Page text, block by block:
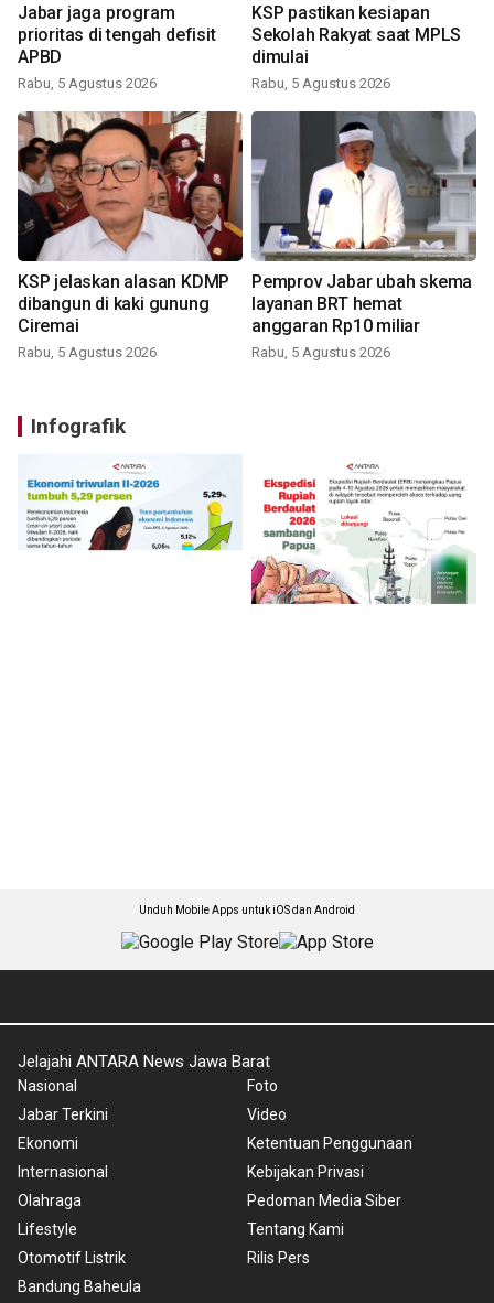
Jabar jaga program
prioritas di tengah defisit
APBD
Rabu, 5 Agustus 2026
KSP pastikan kesiapan
Sekolah Rakyat saat MPLS
dimulai
Rabu, 5 Agustus 2026
KSP jelaskan alasan KDMP
dibangun di kaki gunung
Ciremai
Rabu, 5 Agustus 2026
Pemprov Jabar ubah skema
layanan BRT hemat
anggaran Rp10 miliar
Rabu, 5 Agustus 2026
Infografik
Unduh Mobile Apps untuk iOS dan Android
Jelajahi ANTARA News Jawa Barat
Nasional
Jabar Terkini
Ekonomi
Internasional
Olahraga
Lifestyle
Otomotif Listrik
Bandung Baheula
Foto
Video
Ketentuan Penggunaan
Kebijakan Privasi
Pedoman Media Siber
Tentang Kami
Rilis Pers